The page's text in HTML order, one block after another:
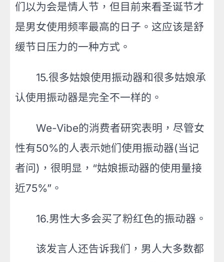
们以为会是情人节，但目前来看圣诞节才
是男女使用频率最高的日子。这应该是舒
缓节日压力的一种方式。
15.很多姑娘使用振动器和很多姑娘承
认使用振动器是完全不一样的。
We-Vibe的消费者研究表明，尽管女
性有50%的人表示她们使用振动器(当记
者问)，很明显，“姑娘振动器的使用量接
近75%”。
16.男性大多会买了粉红色的振动器。
该发言人还告诉我们，男人大多数都